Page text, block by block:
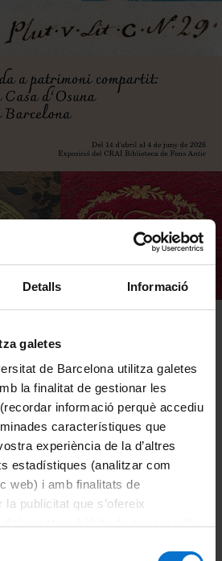
Detalls Informació
galetes
de Barcelona utilitza galetes
la finalitat de gestionar les
informació perquè accediu
característiques que
experiència de la d’altres
estadístiques (analitzar com
web) i amb finalitats de
publicitat que s’ofereix
una selecció d’alguns
de l’Estat espanyol l’any
biblioteca
posterior repartiment
espanyoles.
de juny de 2026
CRAI Biblioteca de
de Fons Antic